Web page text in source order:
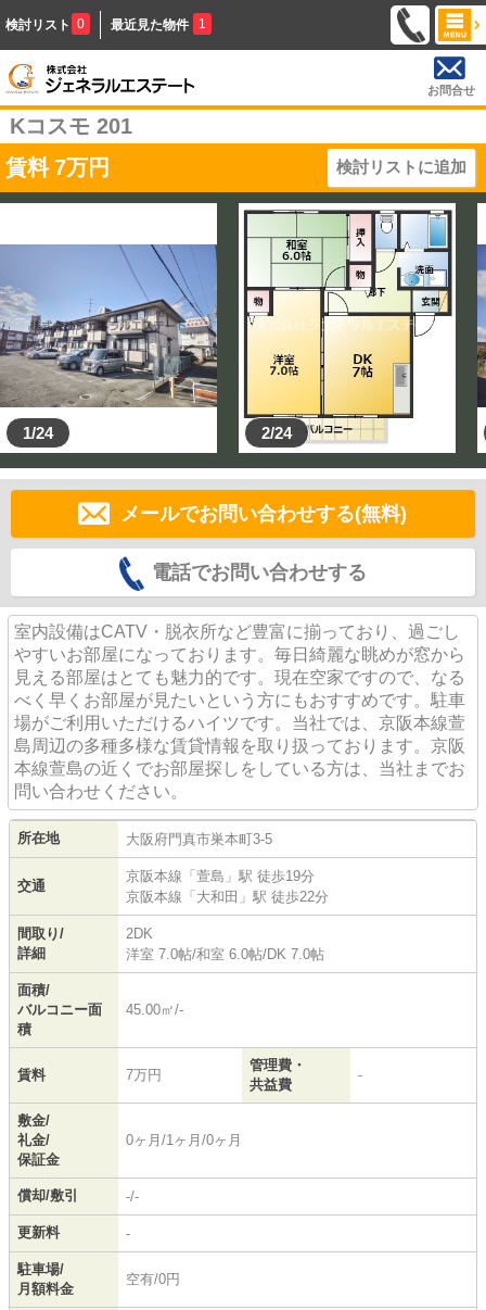
検討リスト 0 最近見た物件 1
お問合せ
Kコスモ 201
賃料 7万円 検討リストに追加
1/24 2/24
メールでお問い合わせする(無料)
電話でお問い合わせする
室内設備はCATV・脱衣所など豊富に揃っており、過ごし
やすいお部屋になっております。毎日綺麗な眺めが窓から
見える部屋はとても魅力的です。現在空家ですので、なる
べく早くお部屋が見たいという方にもおすすめです。駐車
場がご利用いただけるハイツです。当社では、京阪本線萱
島周辺の多種多様な賃貸情報を取り扱っております。京阪
本線萱島の近くでお部屋探しをしている方は、当社までお
問い合わせください。
所在地 大阪府門真市巣本町3-5
交通
京阪本線 「 萱島 」駅 徒歩19分
京阪本線 「 大和田 」駅 徒歩22分
間取り/
詳細
2DK
洋室 7.0帖/和室 6.0帖/DK 7.0帖
面積/
バルコニー面
積
45.00㎡/-
賃料 7万円
管理費・
共益費
-
敷金/
礼金/
保証金
0ヶ月/1ヶ月/0ヶ月
償却/敷引 -/-
更新料 -
駐車場/
月額料金
空有/0円